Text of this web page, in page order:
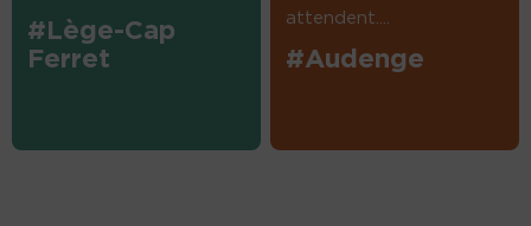
#Lège-Cap
Ferret
attendent....
#Audenge